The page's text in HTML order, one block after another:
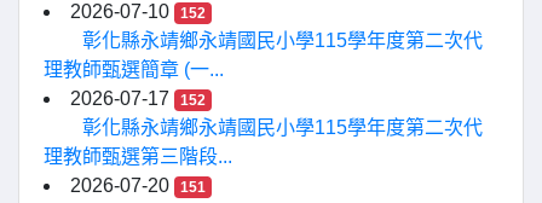
2026-07-10
152
彰化縣永靖鄉永靖國民小學115學年度第二次代
理教師甄選簡章 (一...
2026-07-17
152
彰化縣永靖鄉永靖國民小學115學年度第二次代
理教師甄選第三階段...
2026-07-20
151